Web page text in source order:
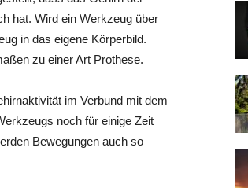
hat. Wird ein Werkzeug über
in das eigene Körperbild.
zu einer Art Prothese.
im Verbund mit dem
noch für einige Zeit
Bewegungen auch so